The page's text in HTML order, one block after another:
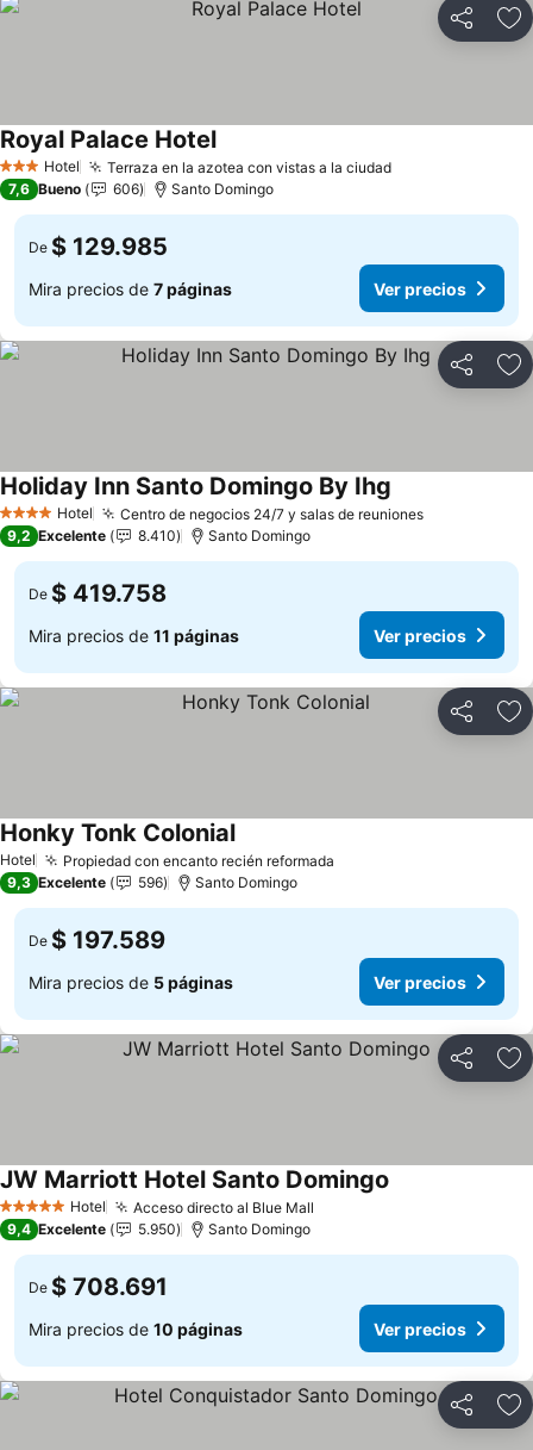
Compartir
3 Estrellas
Hotel Terraza en la azotea con vistas a la ciudadVer precios
Royal Palace HotelVer precios
7,6 Bueno 606 Santo Domingo
De $ 129.985
Mira precios de 7 páginas Ver precios
Compartir
4 EstrellasHotel Centro de negocios 24/7 y salas de reunionesVer precios
Holiday Inn Santo Domingo By Ihg
9,2 Excelente 8.410 Santo Domingo
De $ 419.758
Mira precios de 11 páginas Ver precios
Compartir
Hotel Propiedad con encanto recién reformada
Honky Tonk ColonialVer precios
9,3 Excelente 596 Santo Domingo
De $ 197.589
Mira precios de 5 páginas Ver precios
Compartir
5 Estrellas Hotel Acceso directo al Blue Mall
JW Marriott Hotel Santo Domingo
9,4 Excelente 5.950 Santo Domingo
De $ 708.691
Mira precios de 10 páginas Ver precios
Compartir